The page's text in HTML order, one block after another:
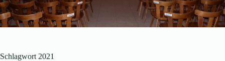
Schlagwort 2021